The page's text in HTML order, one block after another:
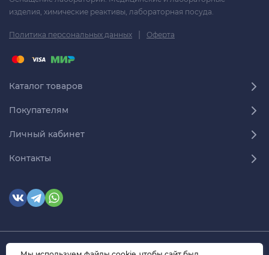
изделия, химические реактивы, лабораторная посуда.
Политика персональных данных | Оферта
Каталог товаров
Покупателям
Личный кабинет
Контакты